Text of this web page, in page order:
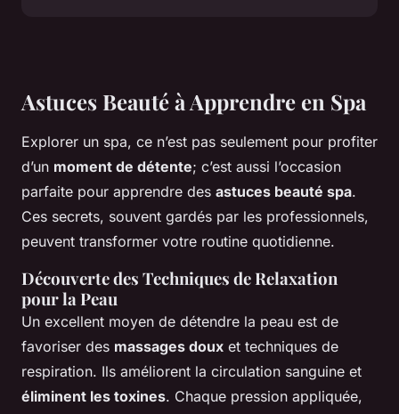
Astuces Beauté à Apprendre en Spa
Explorer un spa, ce n’est pas seulement pour profiter
d’un moment de détente; c’est aussi l’occasion
parfaite pour apprendre des astuces beauté spa.
Ces secrets, souvent gardés par les professionnels,
peuvent transformer votre routine quotidienne.
Découverte des Techniques de Relaxation
pour la Peau
Un excellent moyen de détendre la peau est de
favoriser des massages doux et techniques de
respiration. Ils améliorent la circulation sanguine et
éliminent les toxines. Chaque pression appliquée,